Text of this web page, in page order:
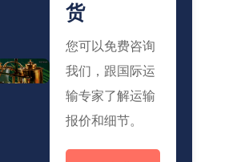
货
您可以免费咨询
我们，跟国际运
输专家了解运输
报价和细节。